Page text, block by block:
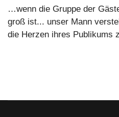
…wenn die Gruppe der
groß ist... unser Mann
die Herzen ihres Publikums